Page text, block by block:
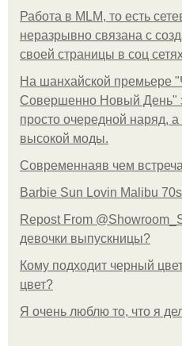
Работа в MLM, то есть
неразрывно связана с
своей страницы в соц
На шанхайской премьере
Совершенно Новый День"
просто очередной наряд,
высокой моды.
Современнаяв чем
Barbie Sun Lovin Malibu
Repost From
девочки выпускницы?
Кому подходит черный
цвет?
Я очень люблю то, что я